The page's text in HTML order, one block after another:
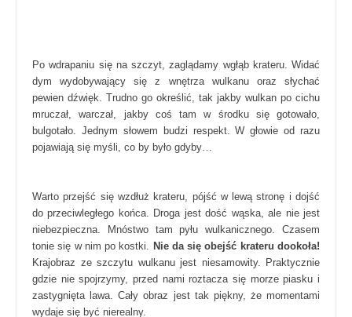
Po wdrapaniu się na szczyt, zaglądamy wgłąb krateru. Widać
dym wydobywający się z wnętrza wulkanu oraz słychać
pewien dźwięk. Trudno go określić, tak jakby wulkan po cichu
mruczał, warczał, jakby coś tam w środku się gotowało,
bulgotało. Jednym słowem budzi respekt. W głowie od razu
pojawiają się myśli, co by było gdyby…
Warto przejść się wzdłuż krateru, pójść w lewą stronę i dojść
do przeciwległego końca. Droga jest dość wąska, ale nie jest
niebezpieczna. Mnóstwo tam pyłu wulkanicznego. Czasem
tonie się w nim po kostki.
Nie da się obejść krateru dookoła!
Krajobraz ze szczytu wulkanu jest niesamowity. Praktycznie
gdzie nie spojrzymy, przed nami roztacza się morze piasku i
zastygnięta lawa. Cały obraz jest tak piękny, że momentami
wydaje się być nierealny.